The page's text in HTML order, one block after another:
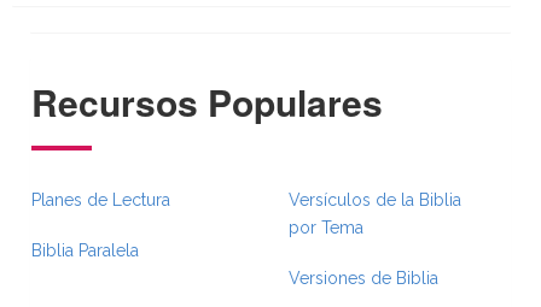
Recursos Populares
Planes de Lectura
Biblia Paralela
Versículos de la Biblia
por Tema
Versiones de Biblia